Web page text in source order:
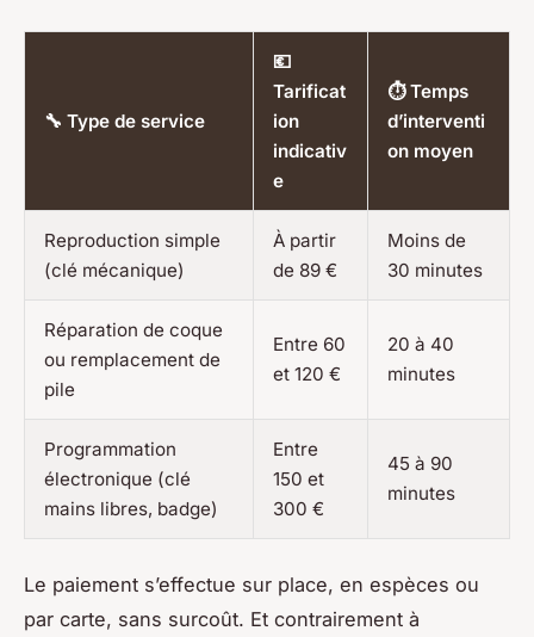
🔧 Type de service
💶
Tarificat
ion
indicativ
e
⏱️ Temps
d’interventi
on moyen
Reproduction simple
(clé mécanique)
À partir
de 89 €
Moins de
30 minutes
Réparation de coque
ou remplacement de
pile
Entre 60
et 120 €
20 à 40
minutes
Programmation
électronique (clé
mains libres, badge)
Entre
150 et
300 €
45 à 90
minutes
Le paiement s’effectue sur place, en espèces ou
par carte, sans surcoût. Et contrairement à